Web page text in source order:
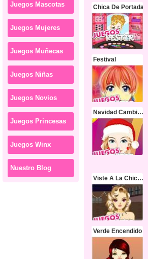
Juegos Mascotas
Juegos Mujeres
Juegos Muñecas
Juegos Niñas
Juegos Novios
Juegos Princesas
Juegos Winx
Nuestro Blog
Chica De Portada
Festival
Navidad Cambio De Imagen
Viste A La Chica Para El Baile
Verde Encendido